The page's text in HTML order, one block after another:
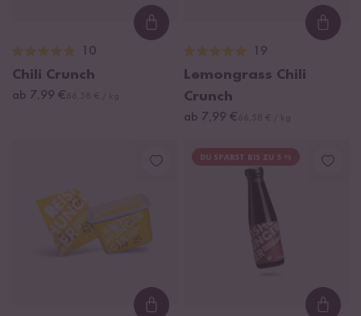
Loading...
10
Chili Crunch
ab 7,99 €
19
Lemongrass Chili
Crunch
ab 7,99 €
DU SPARST BIS ZU 5 %